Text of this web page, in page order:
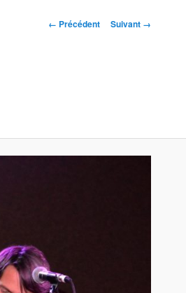
Navigation des
← Précédent Suivant →